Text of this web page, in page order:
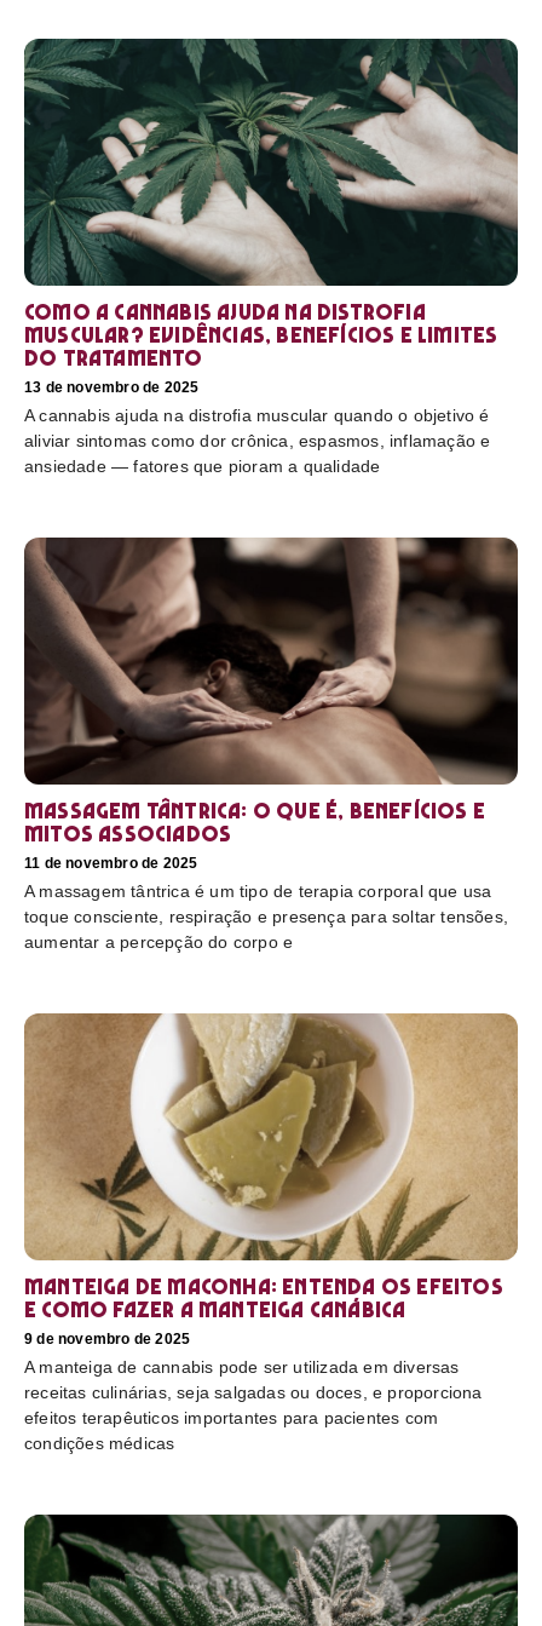
Como a cannabis ajuda na distrofia
muscular? Evidências, benefícios e limites
do tratamento
13 de novembro de 2025
A cannabis ajuda na distrofia muscular quando o objetivo é
aliviar sintomas como dor crônica, espasmos, inflamação e
ansiedade — fatores que pioram a qualidade
Massagem tântrica: o que é, benefícios e
mitos associados
11 de novembro de 2025
A massagem tântrica é um tipo de terapia corporal que usa
toque consciente, respiração e presença para soltar tensões,
aumentar a percepção do corpo e
Manteiga de maconha: entenda os efeitos
e como fazer a manteiga canábica
9 de novembro de 2025
A manteiga de cannabis pode ser utilizada em diversas
receitas culinárias, seja salgadas ou doces, e proporciona
efeitos terapêuticos importantes para pacientes com
condições médicas